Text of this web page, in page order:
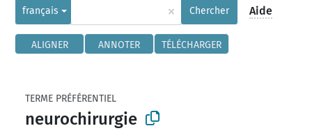
français × Chercher Aide
ALIGNER ANNOTER TÉLÉCHARGER
TERME PRÉFÉRENTIEL
neurochirurgie